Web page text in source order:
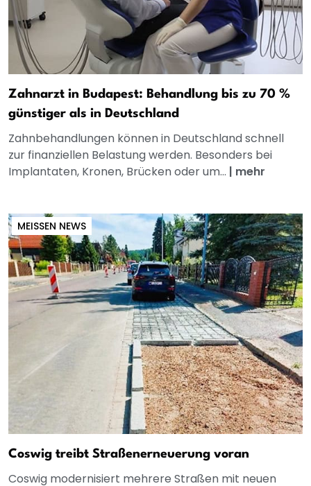
Zahnarzt in Budapest: Behandlung bis zu 70 %
günstiger als in Deutschland
Zahnbehandlungen können in Deutschland schnell
zur finanziellen Belastung werden. Besonders bei
Implantaten, Kronen, Brücken oder um... | mehr
MEISSEN NEWS
Coswig treibt Straßenerneuerung voran
Coswig modernisiert mehrere Straßen mit neuen